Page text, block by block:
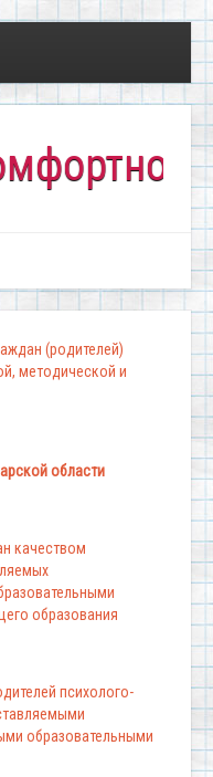
всем!"
(родителей)
методической и
области
качеством
образования
психолого-
образовательными